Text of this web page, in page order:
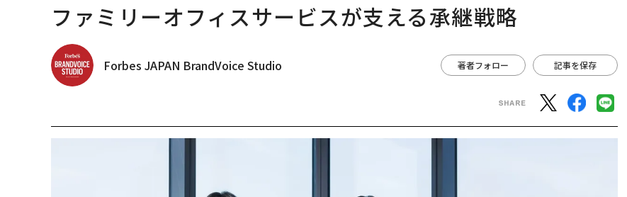
ファミリーオフィスサービスが支える承継戦略
Forbes JAPAN BrandVoice Studio 著者フォロー 記事を保存